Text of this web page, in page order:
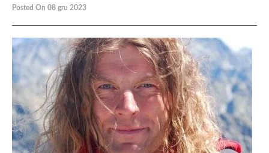
Posted On 08 gru 2023